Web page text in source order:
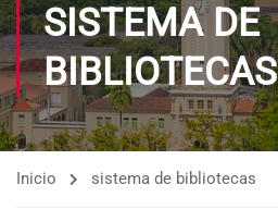
SISTEMA DE
BIBLIOTECAS
Inicio sistema de bibliotecas